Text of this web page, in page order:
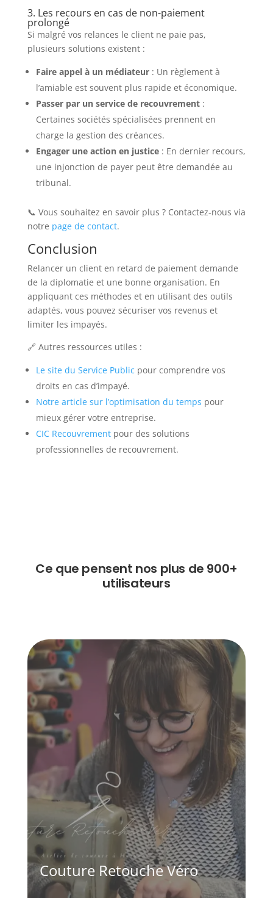
3. Les recours en cas de non-paiement
prolongé
Si malgré vos relances le client ne paie pas,
plusieurs solutions existent :
Faire appel à un médiateur: Un règlement à
l’amiable est souvent plus rapide et économique.
Passer par un service de recouvrement:
Certaines sociétés spécialisées prennent en
charge la gestion des créances.
Engager une action en justice: En dernier recours,
une injonction de payer peut être demandée au
tribunal.
📞 Vous souhaitez en savoir plus ? Contactez-nous via
notre page de contact.
Conclusion
Relancer un client en retard de paiement demande
de la diplomatie et une bonne organisation. En
appliquant ces méthodes et en utilisant des outils
adaptés, vous pouvez sécuriser vos revenus et
limiter les impayés.
🔗 Autres ressources utiles :
Le site du Service Public pour comprendre vos
droits en cas d’impayé.
Notre article sur l’optimisation du temps pour
mieux gérer votre entreprise.
CIC Recouvrementpour des solutions
professionnelles de recouvrement.
Ce que pensent nos plus de 900+
utilisateurs
Couture Retouche Véro